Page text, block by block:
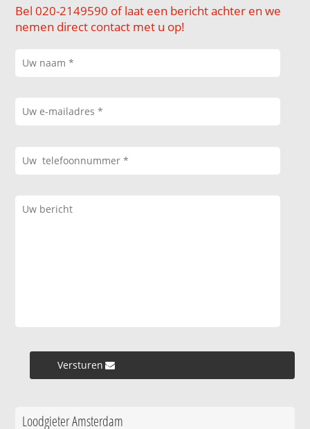
Bel 020-2149590 of laat een bericht achter en we
nemen direct contact met u op!
Versturen »
Loodgieter Amsterdam